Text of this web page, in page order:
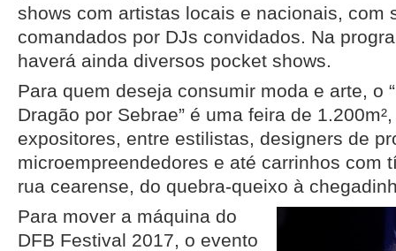
shows com artistas locais e nacionais, com
comandados por DJs convidados. Na
haverá ainda diversos pocket shows.
Para quem deseja consumir moda e arte, o
Dragão por Sebrae” é uma feira de
expositores, entre estilistas, designers de
microempreendedores e até carrinhos com
rua cearense, do quebra-queixo à
Para mover a máquina do
DFB Festival 2017, o evento